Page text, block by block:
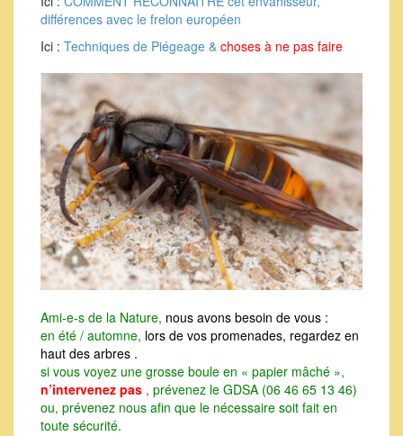
différences avec le frelon européen
Ici : Techniques de Piégeage & choses à ne pas faire
Ami-e-s de la Nature, nous avons besoin de vous :
en été / automne, lors de vos promenades, regardez en
haut des arbres .
si vous voyez une grosse boule en « papier mâché »,
n’intervenez pas , prévenez le GDSA (06 46 65 13 46)
ou, prévenez nous afin que le nécessaire soit fait en
toute sécurité.